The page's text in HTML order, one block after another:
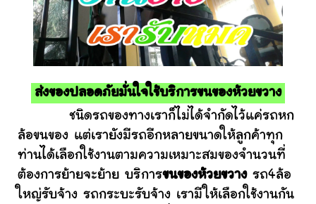
ส่งของปลอดภัยมั่นใจใช้บริการขนของห้วยขวาง
ชนิดรถของทางเราก็ไม่ได้จำกัดไว้แค่รถหก
ล้อขนของ แต่เรายังมีรถอีกหลายขนาดให้ลูกค้าทุก
ท่านได้เลือกใช้งานตามความเหมาะสมของจำนวนที่
ต้องการย้ายจะย้าย บริการขนของห้วยขวางรถ4ล้อ
ใหญ่รับจ้าง รถกระบะรับจ้าง เรามีให้เลือกใช้งานกัน